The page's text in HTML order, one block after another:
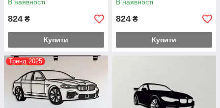
В наявності
824 ₴
Купити
В наявності
824 ₴
Купити
Тренд 2025